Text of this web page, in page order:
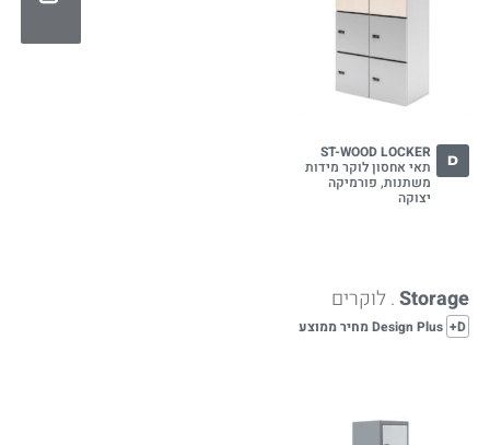
D
ST-WOOD LOCKER
תאי אחסון לוקר מידות
משתנות, פורמיקה
יצוקה
Storage. לוקרים
D+ Design Plus מחיר ממוצע